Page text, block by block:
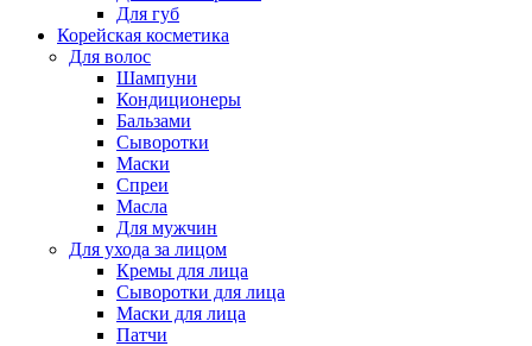
Для губ
Корейская косметика
Для волос
Шампуни
Кондиционеры
Бальзами
Сыворотки
Маски
Спреи
Масла
Для мужчин
Для ухода за лицом
Кремы для лица
Сыворотки для лица
Маски для лица
Патчи